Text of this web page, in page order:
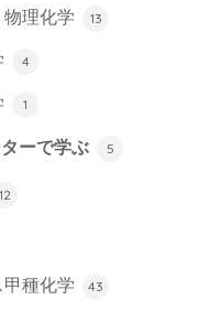
理化学 13
4
1
ーで学ぶ 5
12
甲種化学 43